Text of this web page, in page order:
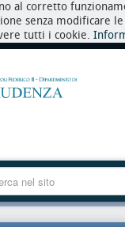
al corretto
senza modificare
tutti i cookie.